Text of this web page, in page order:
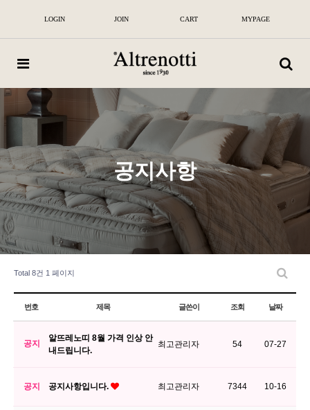
노
전
이
아
프
미
엄
매
트
리
스
LOGIN JOIN CART MYPAGE
공지사항
Total 8건 1 페이지
번호 제목 글쓴이 조회 날짜
공지
알뜨레노띠 8월 가격 인상 안
내드립니다.
최고관리자 54 07-27
공지 공지사항입니다. 최고관리자 7344 10-16